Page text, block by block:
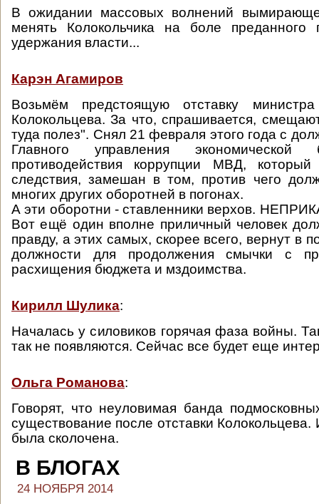
В ожидании массовых волнений
менять Колокольчика на боле
удержания власти...
Карэн Агамиров
Возьмём предстоящую отставку
Колокольцева. За что, спрашивается,
туда полез". Снял 21 февраля этого года с
Главного управления экономической
противодействия коррупции МВД,
следствия, замешан в том, против чего
многих других оборотней в погонах.
А эти оборотни - ставленники верхов.
Вот ещё один вполне приличный человек
правду, а этих самых, скорее всего, вернут в
должности для продолжения смычки с
расхищения бюджета и мздоимства.
Кирилл Шулика:
Началась у силовиков горячая фаза войны.
так не появляются. Сейчас все будет еще
Ольга Романова:
Говорят, что неуловимая банда
существование после отставки Колокольцева.
была сколочена.
В БЛОГАХ
24 НОЯБРЯ 2014